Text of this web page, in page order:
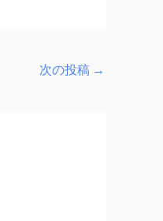
次の投稿 →